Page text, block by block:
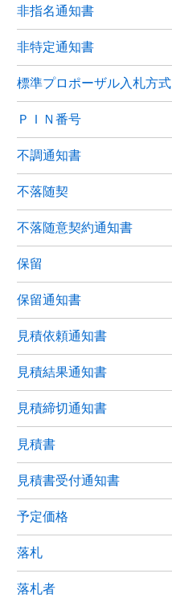
非指名通知書
非特定通知書
標準プロポーザル入札方式
ＰＩＮ番号
不調通知書
不落随契
不落随意契約通知書
保留
保留通知書
見積依頼通知書
見積結果通知書
見積締切通知書
見積書
見積書受付通知書
予定価格
落札
落札者